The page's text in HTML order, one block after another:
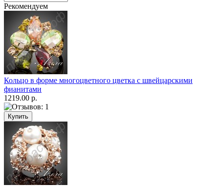
Рекомендуем
Кольцо в форме многоцветного цветка с швейцарскими
фианитами
1219.00 р.